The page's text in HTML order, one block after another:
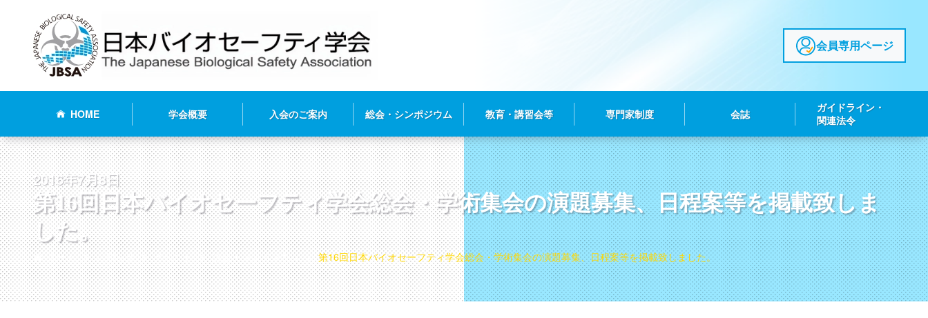
会員専用ページ
HOME 学会概要 入会のご案内 総会・シンポジウム 教育・講習会等 専門家制度 会誌
ガイドライン・
関連法令
2016年7月8日
第16回日本バイオセーフティ学会総会・学術集会の演題募集、日程案等を掲載致しま
した。
ホーム お知らせ イベント 総会・シンポジウム 第16回日本バイオセーフティ学会総会・学術集会の演題募集、日程案等を掲載致しました。